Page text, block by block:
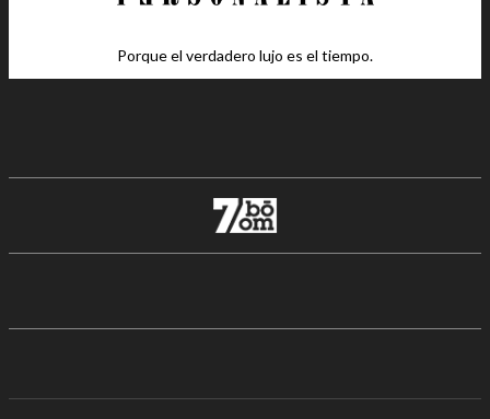
Porque el verdadero lujo es el tiempo.